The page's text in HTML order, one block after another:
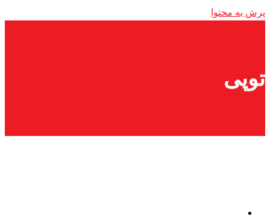
پرش به محتوا
توپی